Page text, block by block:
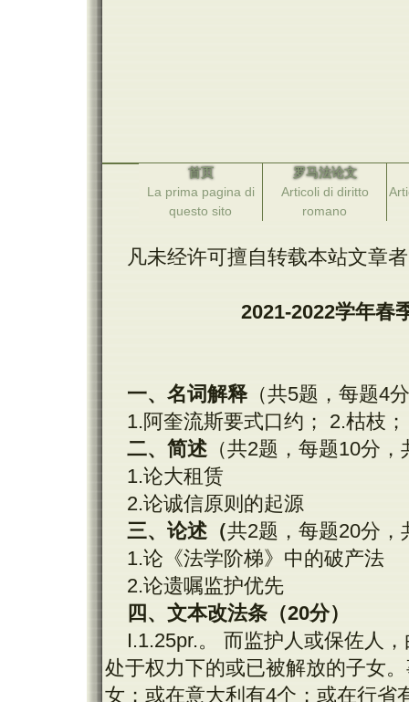
首页
La prima pagina di
questo sito
罗马法论文
Articoli di diritto
romano
凡未经许可擅自转载本站文章
2021-2022学年春
一、名词解释（共5题，每题4
1.阿奎流斯要式口约； 2.枯枝
二、简述（共2题，每题10分，
1.论大租赁
2.论诚信原则的起源
三、论述（共2题，每题20分，
1.论《法学阶梯》中的破产法
2.论遗嘱监护优先
四、文本改法条（20分）
I.1.25pr.。 而监护人或保佐人
处于权力下的或已被解放的子女
女；或在意大利有4个；或在行省